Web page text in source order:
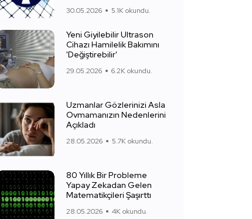
30.05.2026 5.1K okundu.
Yeni Giyilebilir Ultrason
Cihazı Hamilelik Bakımını
'Değiştirebilir'
29.05.2026 6.2K okundu.
Uzmanlar Gözlerinizi Asla
Ovmamanızın Nedenlerini
Açıkladı
28.05.2026 5.7K okundu.
80 Yıllık Bir Probleme
Yapay Zekadan Gelen
Matematikçileri Şaşırttı
28.05.2026 4K okundu.